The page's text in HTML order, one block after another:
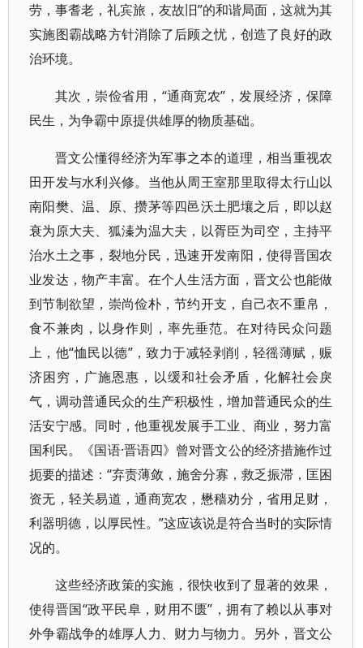
劳，事耆老，礼宾旅，友故旧”的和谐局面，这就为其
实施图霸战略方针消除了后顾之忧，创造了良好的政
治环境。
其次，崇俭省用，“通商宽农”，发展经济，保障
民生，为争霸中原提供雄厚的物质基础。
晋文公懂得经济为军事之本的道理，相当重视农
田开发与水利兴修。当他从周王室那里取得太行山以
南阳樊、温、原、攒茅等四邑沃土肥壤之后，即以赵
衰为原大夫、狐溱为温大夫，以胥臣为司空，主持平
治水土之事，裂地分民，迅速开发南阳，使得晋国农
业发达，物产丰富。在个人生活方面，晋文公也能做
到节制欲望，崇尚俭朴，节约开支，自己衣不重帛，
食不兼肉，以身作则，率先垂范。在对待民众问题
上，他“恤民以德”，致力于减轻剥削，轻徭薄赋，赈
济困穷，广施恩惠，以缓和社会矛盾，化解社会戾
气，调动普通民众的生产积极性，增加普通民众的生
活安宁感。同时，他重视发展手工业、商业，努力富
国利民。《国语·晋语四》曾对晋文公的经济措施作过
扼要的描述：“弃责薄敛，施舍分寡，救乏振滞，匡困
资无，轻关易道，通商宽农，懋穑劝分，省用足财，
利器明德，以厚民性。”这应该说是符合当时的实际情
况的。
这些经济政策的实施，很快收到了显著的效果，
使得晋国“政平民阜，财用不匮”，拥有了赖以从事对
外争霸战争的雄厚人力、财力与物力。另外，晋文公